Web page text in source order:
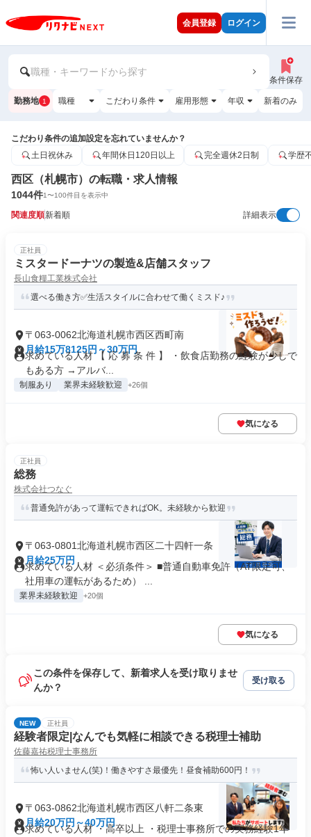
会員登録 ログイン
職種・キーワードから探す
条件保存
勤務地 1 職種 こだわり条件 雇用形態 年収 新着のみ
こだわり条件の追加設定を忘れていませんか？
土日祝休み
年間休日120日以上 完全週休2日制 学歴
西区（札幌市）の転職・求人情報
1044件1〜100件目を表示中
関連度順新着順 詳細表示
正社員
ミスタードーナツの製造&店舗スタッフ
長山食糧工業株式会社
選べる働き方✅生活スタイルに合わせて働くミスド♪
〒063-0062北海道札幌市西区西町南
月給15万8125円～30万円
求めている人材 【 応 募 条 件 】 ・飲食店勤務の経験が少しで
もある方 →アルバ...
制服あり 業界未経験歓迎 +26個
気になる
正社員
総務
株式会社つなぐ
普通免許があって運転できればOK。未経験から歓迎
〒063-0801北海道札幌市西区二十四軒一条
月給25万円
求めている人材 ＜必須条件＞ ■普通自動車免許（AT限定可、
社用車の運転があるため） ...
業界未経験歓迎 +20個
気になる
この条件を保存して、新着求人を受け取りませ
んか？
受け取る
NEW 正社員
経験者限定|なんでも気軽に相談できる税理士補助
佐藤嘉祐税理士事務所
怖い人いません(笑)！働きやすさ最優先！昼食補助600円！
〒063-0862北海道札幌市西区八軒二条東
月給20万円～40万円
求めている人材 ・高卒以上 ・税理士事務所での実務経験1年